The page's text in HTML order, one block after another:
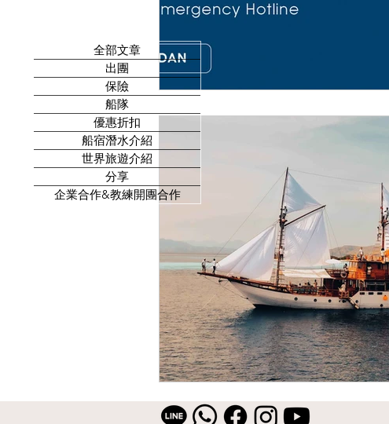
全部文章
出團
保險
船隊
優惠折扣
船宿潛水介紹
世界旅遊介紹
分享
企業合作&教練開團合作